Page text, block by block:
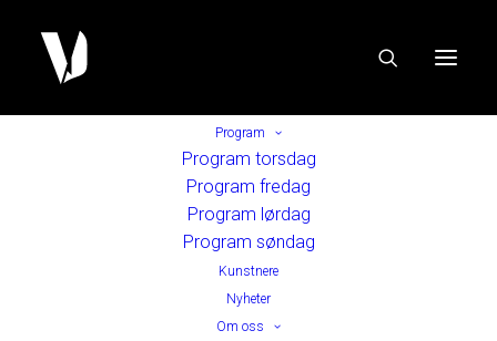
Program
Program torsdag
Program fredag
Program lørdag
Program søndag
Kunstnere
Nyheter
Om oss